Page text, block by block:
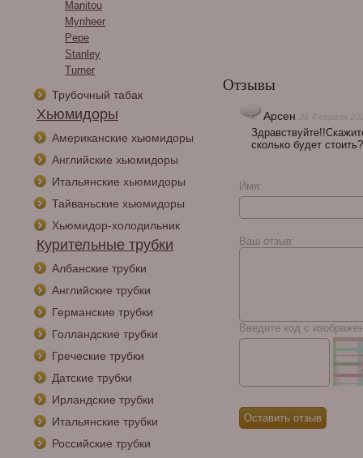
Manitou
Mynheer
Pepe
Stanley
Turner
Трубочный табак
Хьюмидоры
Американские хьюмидоры
Английские хьюмидоры
Итальянские хьюмидоры
Тайваньские хьюмидоры
Хьюмидор-холодильник
Курительные трубки
Албанские трубки
Английские трубки
Германские трубки
Голландские трубки
Греческие трубки
Датские трубки
Ирландские трубки
Итальянские трубки
Российские трубки
Отзывы
Арсен 26 Февраля
сколько будет
Имя:
Ваш отзыв:
Введите код с